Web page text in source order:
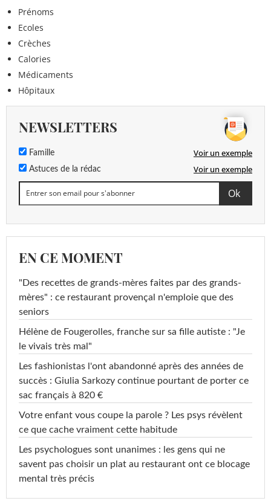
Prénoms
Ecoles
Crèches
Calories
Médicaments
Hôpitaux
NEWSLETTERS
Famille Voir un exemple
Astuces de la rédac Voir un exemple
EN CE MOMENT
"Des recettes de grands-mères faites par des grands-
mères" : ce restaurant provençal n'emploie que des
seniors
Hélène de Fougerolles, franche sur sa fille autiste : "Je
le vivais très mal"
Les fashionistas l'ont abandonné après des années de
succès : Giulia Sarkozy continue pourtant de porter ce
sac français à 820 €
Votre enfant vous coupe la parole ? Les psys révèlent
ce que cache vraiment cette habitude
Les psychologues sont unanimes : les gens qui ne
savent pas choisir un plat au restaurant ont ce blocage
mental très précis